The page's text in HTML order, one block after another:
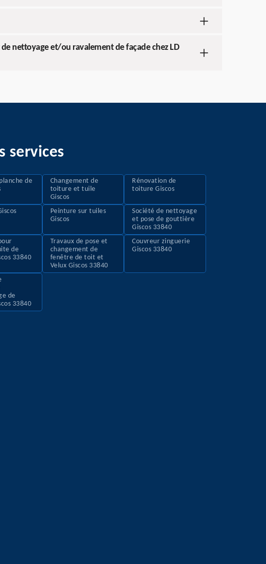
nettoyage et/ou ravalement de façade chez LD
services
de
Changement de
toiture et tuile
Giscos
Rénovation de
toiture Giscos
Peinture sur tuiles
Giscos
Société de nettoyage
et pose de gouttière
Giscos 33840
de
33840
Travaux de pose et
changement de
fenêtre de toit et
Velux Giscos 33840
Couvreur zinguerie
Giscos 33840
de
33840